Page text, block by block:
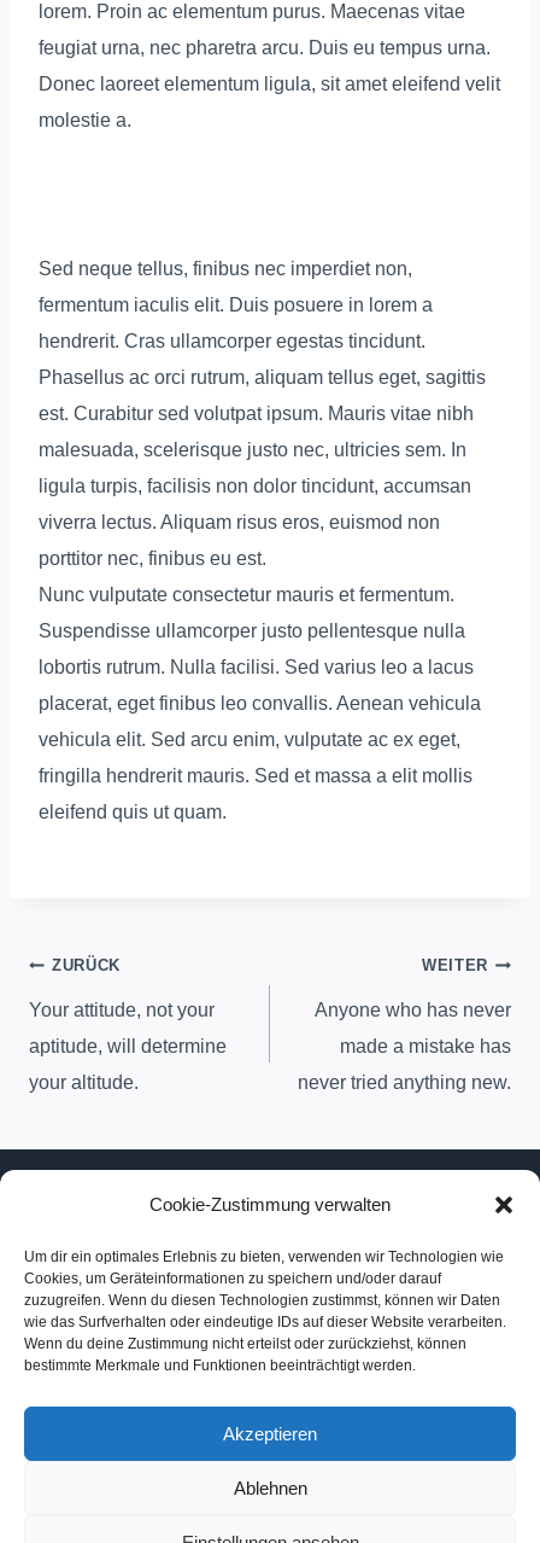
Cookie-Zustimmung verwalten
Um dir ein optimales Erlebnis zu bieten, verwenden wir Technologien wie
Cookies, um Geräteinformationen zu speichern und/oder darauf
zuzugreifen. Wenn du diesen Technologien zustimmst, können wir Daten
wie das Surfverhalten oder eindeutige IDs auf dieser Website verarbeiten.
Wenn du deine Zustimmung nicht erteilst oder zurückziehst, können
bestimmte Merkmale und Funktionen beeinträchtigt werden.
Akzeptieren
Ablehnen
lorem. Proin ac elementum purus. Maecenas vitae
feugiat urna, nec pharetra arcu. Duis eu tempus urna.
Donec laoreet elementum ligula, sit amet eleifend velit
molestie a.
Sed neque tellus, finibus nec imperdiet non,
fermentum iaculis elit. Duis posuere in lorem a
hendrerit. Cras ullamcorper egestas tincidunt.
Phasellus ac orci rutrum, aliquam tellus eget, sagittis
est. Curabitur sed volutpat ipsum. Mauris vitae nibh
malesuada, scelerisque justo nec, ultricies sem. In
ligula turpis, facilisis non dolor tincidunt, accumsan
viverra lectus. Aliquam risus eros, euismod non
porttitor nec, finibus eu est.
Nunc vulputate consectetur mauris et fermentum.
Suspendisse ullamcorper justo pellentesque nulla
lobortis rutrum. Nulla facilisi. Sed varius leo a lacus
placerat, eget finibus leo convallis. Aenean vehicula
vehicula elit. Sed arcu enim, vulputate ac ex eget,
fringilla hendrerit mauris. Sed et massa a elit mollis
eleifend quis ut quam.
Beitrags-
Navigation
ZURÜCK
Your attitude, not your
aptitude, will determine
your altitude.
WEITER
Anyone who has never
made a mistake has
never tried anything new.
Impressum und Datenschutz
Cookie-Richtlinie (EU)